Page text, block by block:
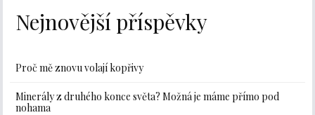
Nejnovější příspěvky
Proč mě znovu volají kopřivy
Minerály z druhého konce světa? Možná je máme přímo pod
nohama